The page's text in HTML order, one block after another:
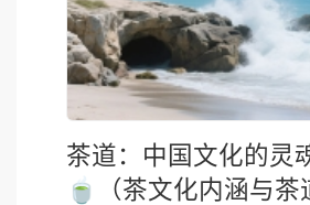
茶道：中国文化的灵
🍵（茶文化内涵与茶